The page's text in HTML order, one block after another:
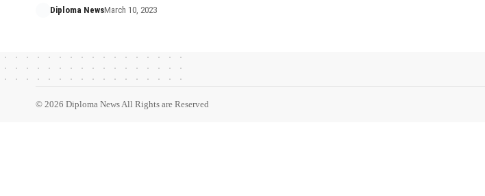
Diploma NewsMarch 10, 2023
© 2026 Diploma News All Rights are Reserved